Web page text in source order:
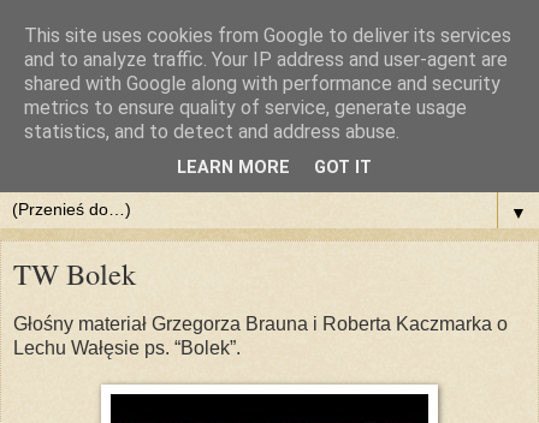
::DlaPolski.pl - POBIERZ
Pobieraj filmy, muzykę, dokumenty, programy. Chomikuj z
▼
TW Bolek
Głośny materiał Grzegorza Brauna i Roberta Kaczmarka o
Lechu Wałęsie ps. “Bolek”.
This site uses cookies from Google to deliver its services
and to analyze traffic. Your IP address and user-agent are
shared with Google along with performance and security
metrics to ensure quality of service, generate usage
statistics, and to detect and address abuse.
LEARN MORE GOT IT